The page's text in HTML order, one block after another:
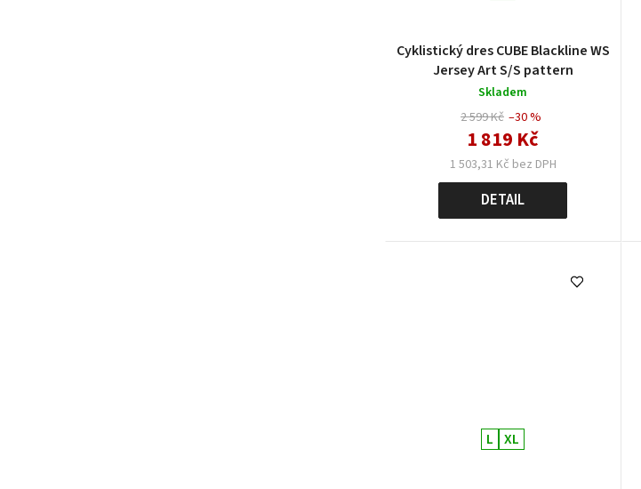
Cyklistický dres CUBE Blackline WS
Jersey Art S/S pattern
Skladem
2 599 Kč
1 503,31 Kč bez DPH
1 819 Kč
–30 %
DETAIL
L XL